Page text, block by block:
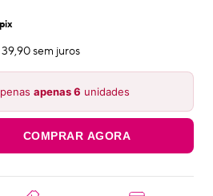
39,90sem juros
apenas6 unidades
COMPRAR AGORA